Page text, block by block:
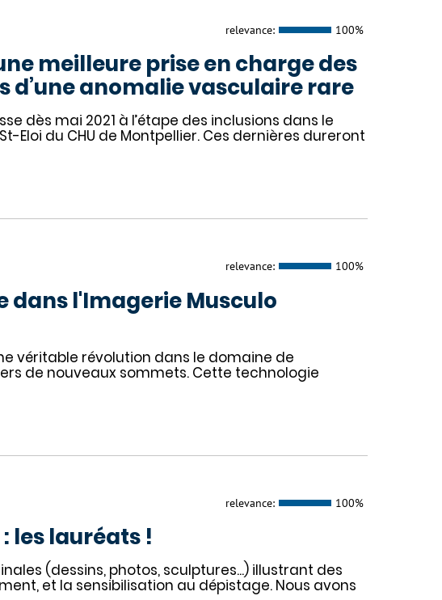
relevance: 100%
meilleure prise en charge des
anomalie vasculaire rare
dès mai 2021 à l’étape des inclusions dans le
Eloi du CHU de Montpellier. Ces dernières dureront
relevance: 100%
dans l'Imagerie Musculo
véritable révolution dans le domaine de
de nouveaux sommets. Cette technologie
relevance: 100%
les lauréats !
(dessins, photos, sculptures...) illustrant des
et la sensibilisation au dépistage. Nous avons